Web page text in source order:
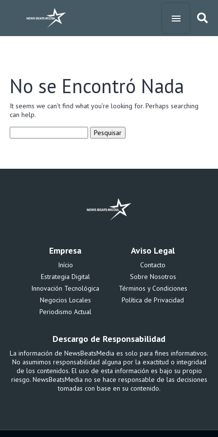
No se Encontró Nada
It seems we can’t find what you’re looking for. Perhaps searching
can help.
Empresa
Início
Estrategia Digital
Innovación Tecnológica
Negocios Locales
Periodismo Actual
Aviso Legal
Contacto
Sobre Nosotros
Términos y Condiciones
Política de Privacidad
Descargo de Responsabilidad
La información de NewsBeatsMedia es solo para fines informativos.
No asumimos responsabilidad alguna por la exactitud o integridad
de los contenidos. El uso de esta información es bajo su propio
riesgo. NewsBeatsMedia no se hace responsable de las decisiones
tomadas con base en su contenido.